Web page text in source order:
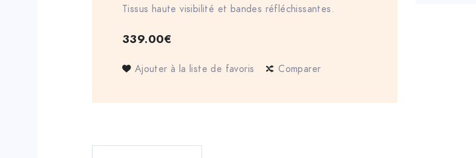
Tissus haute visibilité et bandes réfléchissantes.
339.00€
Ajouter à la liste de favoris Comparer